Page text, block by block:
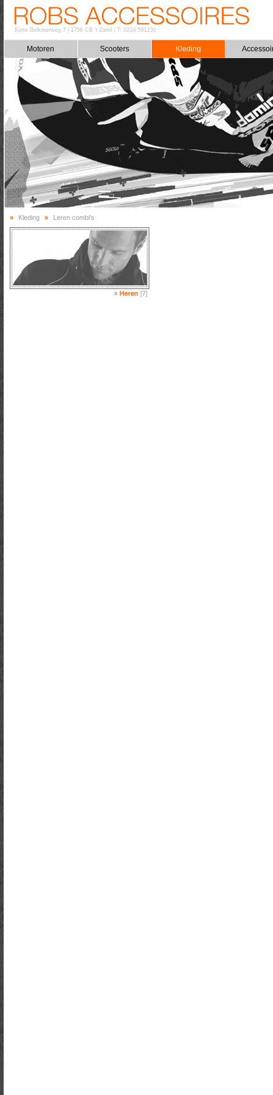
Korte Belkmerweg 7| 1756 CB 't Zand T: 0224 591230
Motoren Scooters Kleding
» Kleding » Leren combi's
»Heren [7]